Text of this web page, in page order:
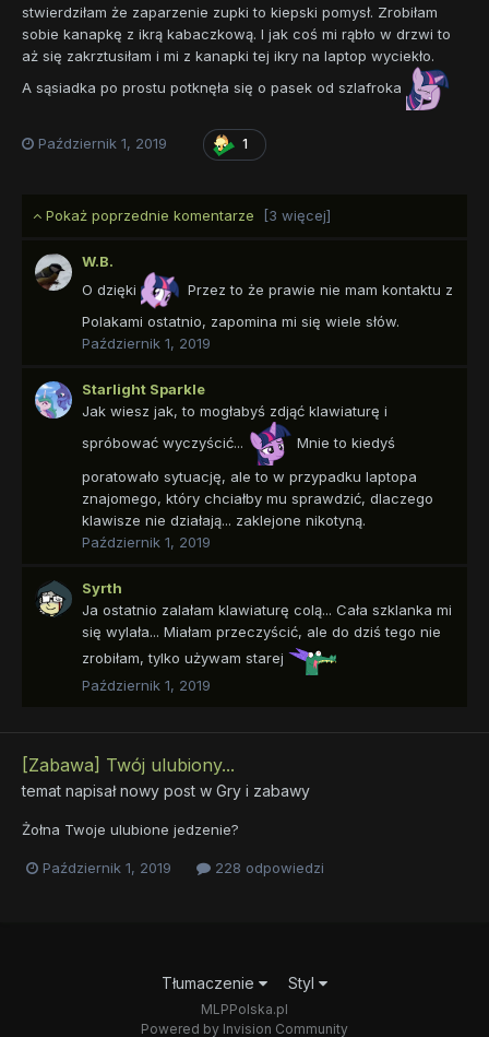
stwierdziłam że zaparzenie zupki to kiepski pomysł. Zrobiłam
sobie kanapkę z ikrą kabaczkową. I jak coś mi rąbło w drzwi to
aż się zakrztusiłam i mi z kanapki tej ikry na laptop wyciekło.
A sąsiadka po prostu potknęła się o pasek od szlafroka
Październik 1, 2019 1
Pokaż poprzednie komentarze [3 więcej]
W.B.
O dzięki
Przez to że prawie nie mam kontaktu z
Polakami ostatnio, zapomina mi się wiele słów.
Październik 1, 2019
Starlight Sparkle
Jak wiesz jak, to mogłabyś zdjąć klawiaturę i
spróbować wyczyścić...
Mnie to kiedyś
poratowało sytuację, ale to w przypadku laptopa
znajomego, który chciałby mu sprawdzić, dlaczego
klawisze nie działają... zaklejone nikotyną.
Październik 1, 2019
Syrth
Ja ostatnio zalałam klawiaturę colą... Cała szklanka mi
się wylała... Miałam przeczyścić, ale do dziś tego nie
zrobiłam, tylko używam starej
Październik 1, 2019
[Zabawa] Twój ulubiony...
temat napisał nowy post w Gry i zabawy
Żołna Twoje ulubione jedzenie?
Październik 1, 2019 228 odpowiedzi
Tłumaczenie Styl
MLPPolska.pl
Powered by Invision Community